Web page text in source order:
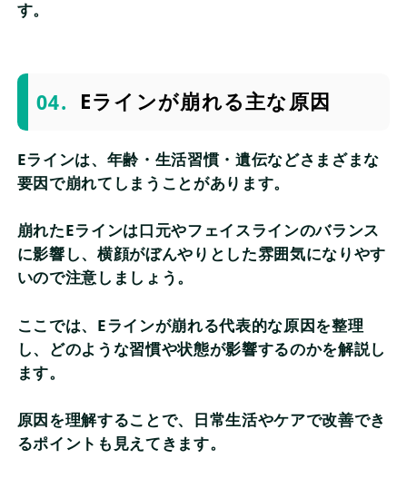
す。
Eラインが崩れる主な原因
Eラインは、年齢・生活習慣・遺伝などさまざまな
要因で崩れてしまうことがあります。
崩れたEラインは口元やフェイスラインのバランス
に影響し、横顔がぼんやりとした雰囲気になりやす
いので注意しましょう。
ここでは、Eラインが崩れる代表的な原因を整理
し、どのような習慣や状態が影響するのかを解説し
ます。
原因を理解することで、日常生活やケアで改善でき
るポイントも見えてきます。